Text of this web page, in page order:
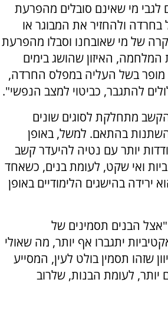
לגבי מי שאינם סובלים מהפרעת
ולהחזיר את המבוגר או
של מי שאובחנו וסבלו מהפרעת
האיזון שהושג בימים
מופר בשל העליה במפלס החרדה,
להתגבר, כביטוי למצב הנפשי".
מתחלקת לסוגים שונים
בהתאם. למשל, באופן
יותר עם נטיה להיעדר קשב
ואי שקט, לעומת בנים, כשאחד
ירידה בהישגים הלימודיים באופן
"אצל הבנים תסמינים של
יתגברו אף יותר, מה שאולי
שזהו תסמין בולט לעין, המסייע
יותר, לעומת הבנות, שלרוב